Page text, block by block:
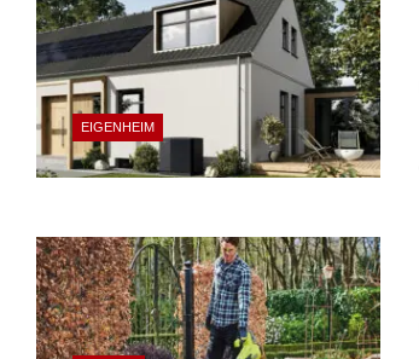
EIGENHEIM